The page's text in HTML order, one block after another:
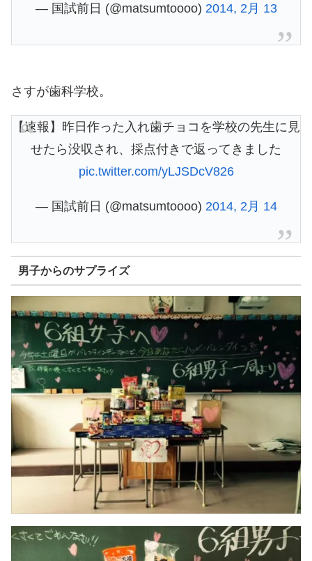
— 国試前日 (@matsumtoooo) 2014, 2月 13
さすが歯科学校。
【速報】昨日作った入れ歯チョコを学校の先生に見
せたら没収され、採点付きで返ってきました
pic.twitter.com/yLJSDcV826
— 国試前日 (@matsumtoooo) 2014, 2月 14
男子からのサプライズ